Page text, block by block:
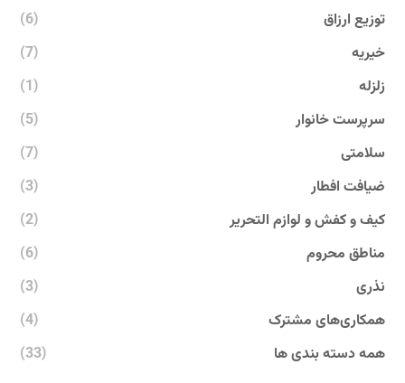
توزیع ارزاق
(6)
خیریه
(7)
زلزله
(1)
سرپرست خانوار
(5)
سلامتی
(7)
ضیافت افطار
(3)
کیف و کفش و لوازم التحریر
(2)
مناطق محروم
(6)
نذری
(3)
همکاری‌های مشترک
(4)
همه دسته بندی ها
(33)